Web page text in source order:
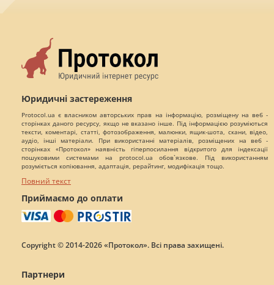
Юридичні застереження
Protocol.ua є власником авторських прав на інформацію, розміщену на веб -
сторінках даного ресурсу, якщо не вказано інше. Під інформацією розуміються
тексти, коментарі, статті, фотозображення, малюнки, ящик-шота, скани, відео,
аудіо, інші матеріали. При використанні матеріалів, розміщених на веб -
сторінках «Протокол» наявність гіперпосилання відкритого для індексації
пошуковими системами на protocol.ua обов`язкове. Під використанням
розуміється копіювання, адаптація, рерайтинг, модифікація тощо.
Повний текст
Приймаємо до оплати
Copyright © 2014-2026 «Протокол». Всі права захищені.
Партнери